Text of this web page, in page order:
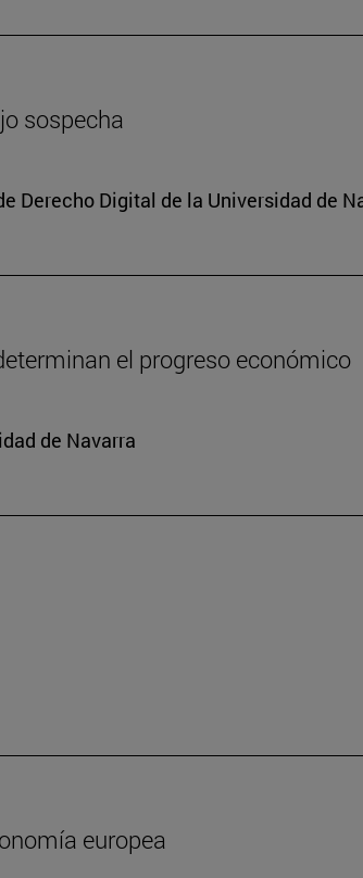
sospecha
Derecho Digital de la Universidad de
el progreso económico
de Navarra
europea